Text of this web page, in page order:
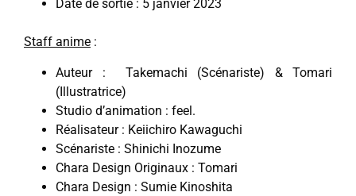
Date de sortie : 5 janvier 2023
Staff anime :
Auteur : Takemachi (Scénariste) & Tomari
(Illustratrice)
Studio d’animation : feel.
Réalisateur : Keiichiro Kawaguchi
Scénariste : Shinichi Inozume
Chara Design Originaux : Tomari
Chara Design : Sumie Kinoshita